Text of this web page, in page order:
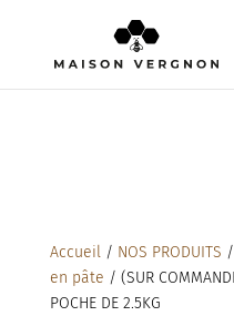
Accueil/ NOS PRODUITS /
en pâte / (SUR
POCHE DE 2.5KG